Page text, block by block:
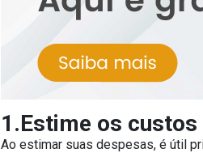
1.Estime os
Ao estimar suas despesas, é útil